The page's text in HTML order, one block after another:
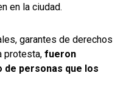
en la ciudad.
garantes de derechos
protesta, fueron
de personas que los